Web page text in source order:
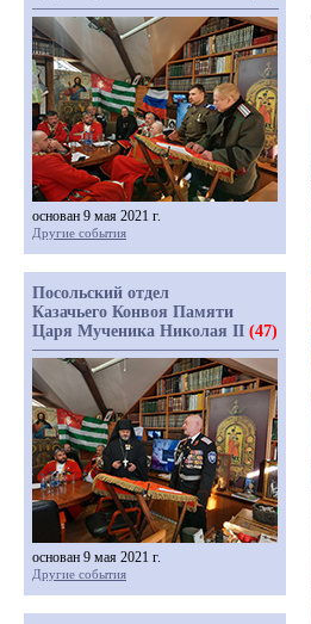
основан 9 мая 2021 г.
Другие события
Посольский отдел
Казачьего Конвоя Памяти
Царя Мученика Николая II (47)
основан 9 мая 2021 г.
Другие события